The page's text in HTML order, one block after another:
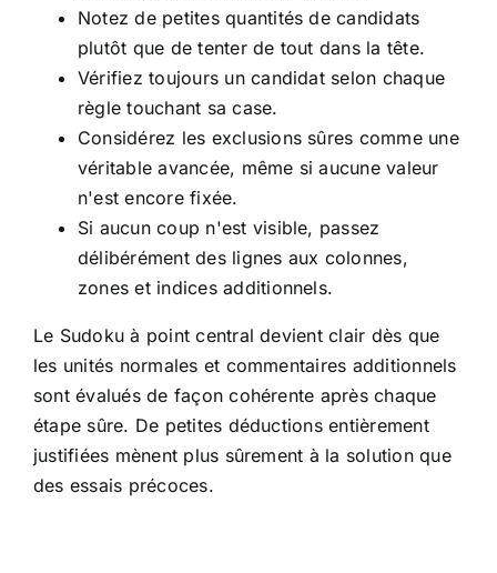
Notez de petites quantités de candidats
plutôt que de tenter de tout dans la tête.
Vérifiez toujours un candidat selon chaque
règle touchant sa case.
Considérez les exclusions sûres comme une
véritable avancée, même si aucune valeur
n'est encore fixée.
Si aucun coup n'est visible, passez
délibérément des lignes aux colonnes,
zones et indices additionnels.
Le Sudoku à point central devient clair dès que
les unités normales et commentaires additionnels
sont évalués de façon cohérente après chaque
étape sûre. De petites déductions entièrement
justifiées mènent plus sûrement à la solution que
des essais précoces.